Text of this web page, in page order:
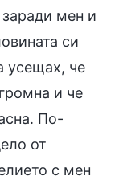
мен и
си
усещах, че
и че
По-
от
с мен